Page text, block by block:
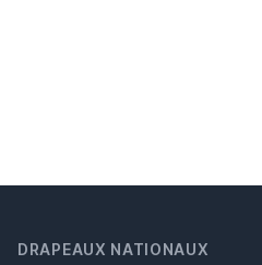
DRAPEAUX NATIONAUX